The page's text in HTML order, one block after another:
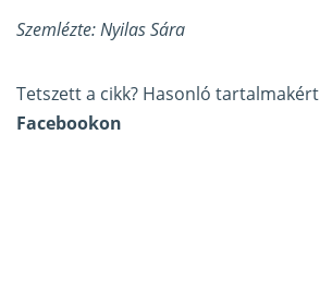
Szemlézte: Nyilas Sára
Tetszett a cikk? Hasonló tartalmakért
Facebookon